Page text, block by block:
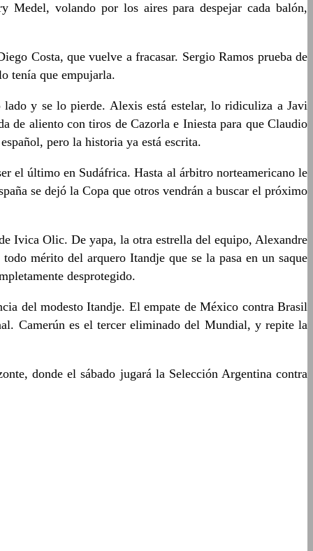
Medel, volando por los aires para despejar cada balón,
Costa, que vuelve a fracasar. Sergio Ramos prueba de
tenía que empujarla.
y se lo pierde. Alexis está estelar, lo ridiculiza a Javi
de aliento con tiros de Cazorla e Iniesta para que Claudio
pero la historia ya está escrita.
el último en Sudáfrica. Hasta al árbitro norteamericano le
se dejó la Copa que otros vendrán a buscar el próximo
Ivica Olic. De yapa, la otra estrella del equipo, Alexandre
mérito del arquero Itandje que se la pasa en un saque
desprotegido.
del modesto Itandje. El empate de México contra Brasil
Camerún es el tercer eliminado del Mundial, y repite la
donde el sábado jugará la Selección Argentina contra